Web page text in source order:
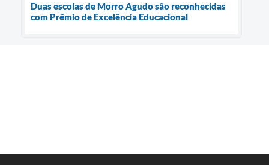
Duas escolas de Morro Agudo são reconhecidas
com Prêmio de Excelência Educacional